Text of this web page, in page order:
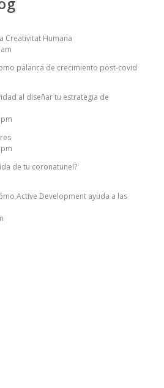
Creativitat Humana
palanca de crecimiento post-covid
al diseñar tu estrategia de
de tu coronatunel?
Active Development ayuda a las